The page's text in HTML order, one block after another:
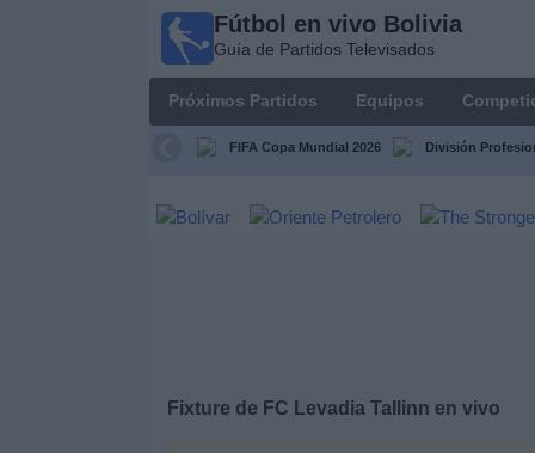
Fútbol en vivo Bolivia
Guía de Partidos Televisados
Próximos Partidos Equipos
FIFA Copa Mundial 2026 División
Fixture de FC Levadia Tallinn en vivo